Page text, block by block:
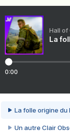
Hall of
La
0:00
La folle origine du
Un autre Clair